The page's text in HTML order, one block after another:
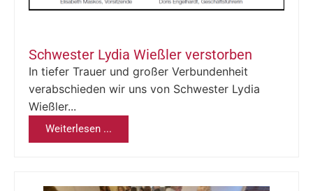
Schwester Lydia Wießler verstorben
In tiefer Trauer und großer Verbundenheit
verabschieden wir uns von Schwester Lydia
Wießler...
Weiterlesen ...